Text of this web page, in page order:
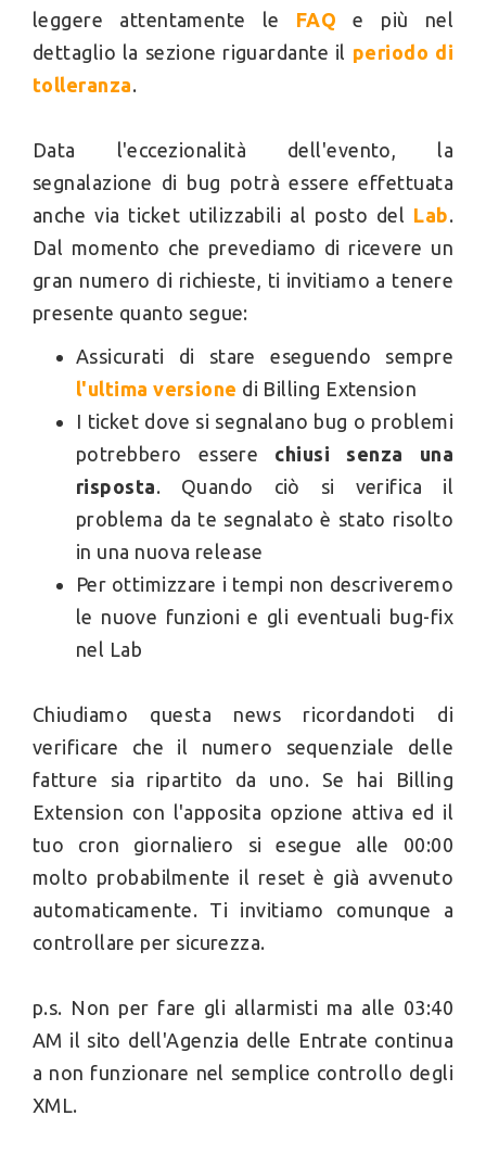
leggere attentamente le FAQ e più nel
dettaglio la sezione riguardante il periodo di
tolleranza.
Data l'eccezionalità dell'evento, la
segnalazione di bug potrà essere effettuata
anche via ticket utilizzabili al posto del Lab.
Dal momento che prevediamo di ricevere un
gran numero di richieste, ti invitiamo a tenere
presente quanto segue:
Assicurati di stare eseguendo sempre
l'ultima versione di Billing Extension
I ticket dove si segnalano bug o problemi
potrebbero essere chiusi senza una
risposta. Quando ciò si verifica il
problema da te segnalato è stato risolto
in una nuova release
Per ottimizzare i tempi non descriveremo
le nuove funzioni e gli eventuali bug-fix
nel Lab
Chiudiamo questa news ricordandoti di
verificare che il numero sequenziale delle
fatture sia ripartito da uno. Se hai Billing
Extension con l'apposita opzione attiva ed il
tuo cron giornaliero si esegue alle 00:00
molto probabilmente il reset è già avvenuto
automaticamente. Ti invitiamo comunque a
controllare per sicurezza.
p.s. Non per fare gli allarmisti ma alle 03:40
AM il sito dell'Agenzia delle Entrate continua
a non funzionare nel semplice controllo degli
XML.